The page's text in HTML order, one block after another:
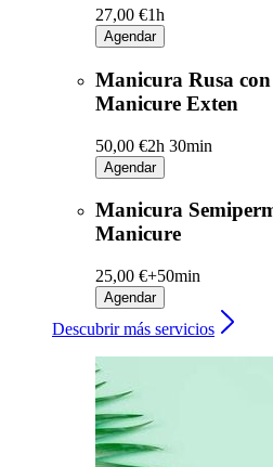
27,00 €1h
Agendar
Manicura Rusa
Manicure Exten
50,00 €2h 30min
Agendar
Manicura
Manicure
25,00 €+50min
Agendar
Descubrir más servicios